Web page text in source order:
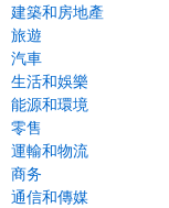
建築和房地產
旅遊
汽車
生活和娛樂
能源和環境
零售
運輸和物流
商务
通信和傳媒